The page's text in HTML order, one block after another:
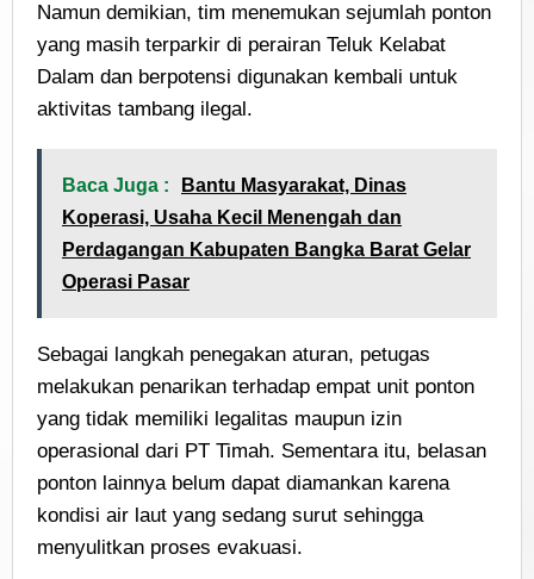
Namun demikian, tim menemukan sejumlah ponton
yang masih terparkir di perairan Teluk Kelabat
Dalam dan berpotensi digunakan kembali untuk
aktivitas tambang ilegal.
Baca Juga :
Bantu Masyarakat, Dinas
Koperasi, Usaha Kecil Menengah dan
Perdagangan Kabupaten Bangka Barat Gelar
Operasi Pasar
Sebagai langkah penegakan aturan, petugas
melakukan penarikan terhadap empat unit ponton
yang tidak memiliki legalitas maupun izin
operasional dari PT Timah. Sementara itu, belasan
ponton lainnya belum dapat diamankan karena
kondisi air laut yang sedang surut sehingga
menyulitkan proses evakuasi.